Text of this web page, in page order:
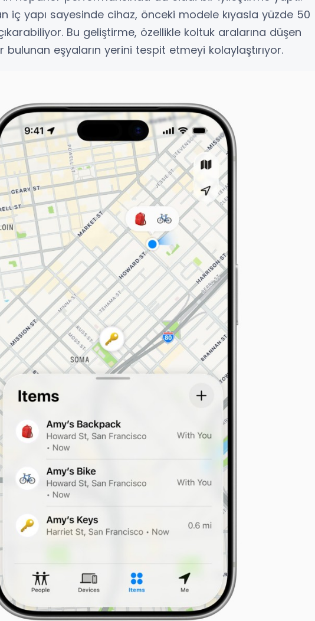
iç yapı sayesinde cihaz, önceki modele kıyasla yüzde 50
Bu geliştirme, özellikle koltuk aralarına düşen
eşyaların yerini tespit etmeyi kolaylaştırıyor.